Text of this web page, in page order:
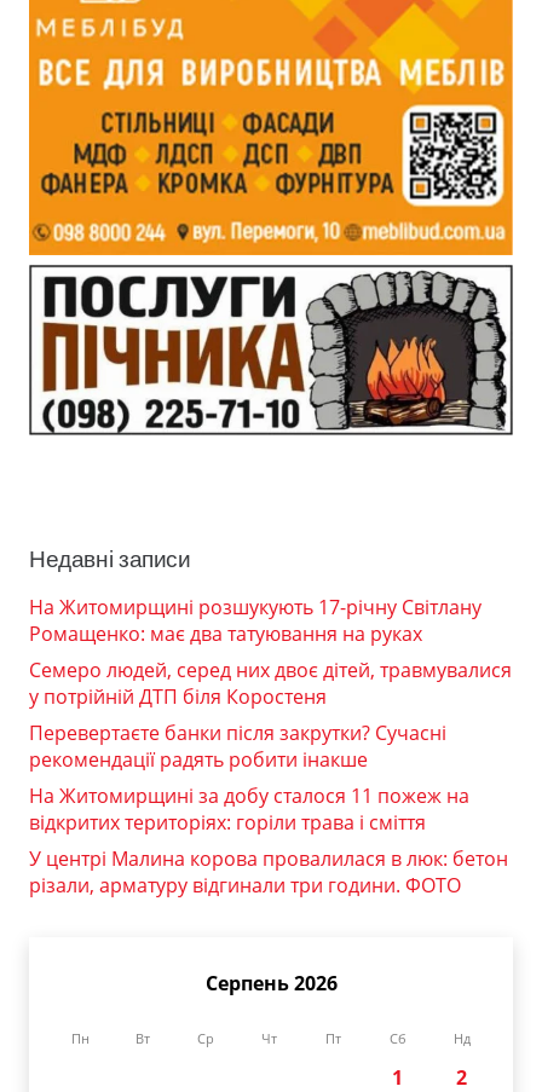
Недавні записи
На Житомирщині розшукують 17-річну Світлану
Ромащенко: має два татуювання на руках
Семеро людей, серед них двоє дітей, травмувалися
у потрійній ДТП біля Коростеня
Перевертаєте банки після закрутки? Сучасні
рекомендації радять робити інакше
На Житомирщині за добу сталося 11 пожеж на
відкритих територіях: горіли трава і сміття
У центрі Малина корова провалилася в люк: бетон
різали, арматуру відгинали три години. ФОТО
Серпень 2026
Пн Вт Ср Чт Пт Сб Нд
1
2